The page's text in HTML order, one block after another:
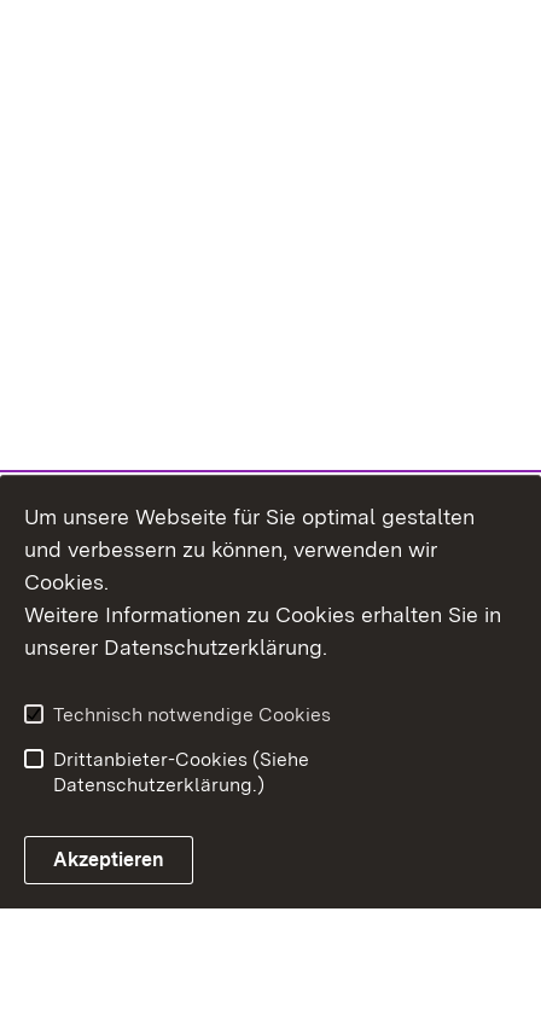
Erklärung zur
Benutzungshinweise
Um unsere Webseite für Sie optimal gestalten
und verbessern zu können, verwenden wir
Cookies.
Weitere Informationen zu Cookies erhalten Sie in
unserer Datenschutzerklärung.
Technisch notwendige Cookies
Drittanbieter-Cookies (Siehe
Datenschutzerklärung.)
Akzeptieren